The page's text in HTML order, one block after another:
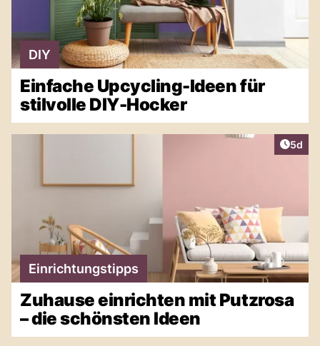
DIY
Einfache Upcycling-Ideen für
stilvolle DIY-Hocker
5d
Einrichtungstipps
Zuhause einrichten mit Putzrosa
– die schönsten Ideen